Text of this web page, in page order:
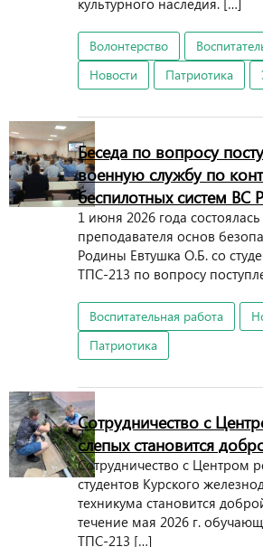
культурного наследия. […]
Волонтерство
Новости
Патриотика
Беседа по вопросу
военную службу по
беспилотных систем ВС
1 июня 2026 года
преподавателя основ
Родины Евтушка О.Б. со
ТПС-213 по вопросу
Воспитательная работа
Патриотика
Сотрудничество с
слепых становится
Сотрудничество с Центром
студентов Курского
техникума становится
течение мая 2026 г.
ТПС-213 […]